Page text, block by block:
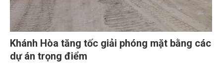
Khánh Hòa tăng tốc giải phóng mặt bằng các
dự án trọng điểm